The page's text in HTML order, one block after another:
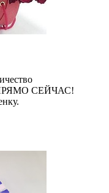
СЕЙЧАС!